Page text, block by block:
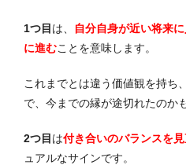
1つ目 は、
自分自身が近い将来
に進むことを意味します。
これまでとは違う価値観を持ち
で、今までの縁が途切れたのか
2つ目 は付き合いのバランスを
ュアルなサインです。